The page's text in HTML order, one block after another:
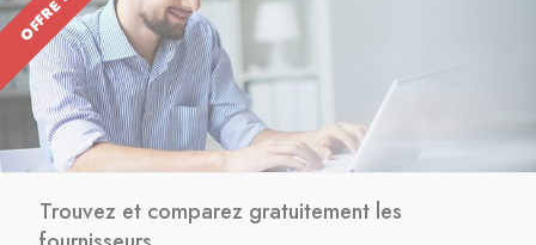
Trouvez et comparez gratuitement les